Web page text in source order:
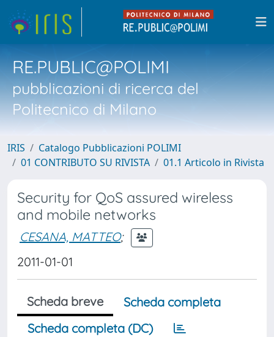
RE.PUBLIC@POLIMI
pubblicazioni di ricerca del
Politecnico di Milano
IRIS
Catalogo Pubblicazioni POLIMI
01 CONTRIBUTO SU RIVISTA
01.1 Articolo in Rivista
Security for QoS assured wireless
and mobile networks
CESANA, MATTEO;
2011-01-01
Scheda breve
Scheda completa
Scheda completa (DC)